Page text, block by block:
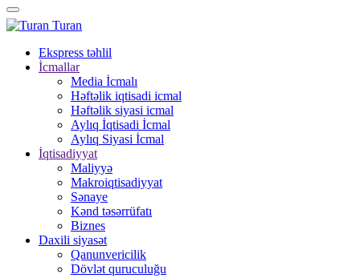
Turan
Ekspress təhlil
İcmallar
Media İcmalı
Həftəlik iqtisadi icmal
Həftəlik siyasi icmal
Aylıq İqtisadi İcmal
Aylıq Siyasi İcmal
İqtisadiyyat
Maliyyə
Makroiqtisadiyyat
Sənaye
Kənd təsərrüfatı
Biznes
Daxili siyasət
Qanunvericilik
Dövlət quruculuğu